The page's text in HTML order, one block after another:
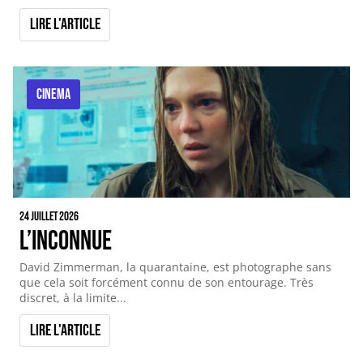
Lire l'article
CINEMA
24 juillet 2026
L’inconnue
David Zimmerman, la quarantaine, est photographe sans
que cela soit forcément connu de son entourage. Très
discret, à la limite...
Lire l'article